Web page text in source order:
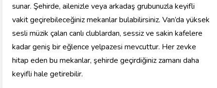
sunar. Şehirde, ailenizle veya arkadaş grubunuzla keyifli
vakit geçirebileceğiniz mekanlar bulabilirsiniz. Van’da yüksek
sesli müzik çalan canlı clublardan, sessiz ve sakin kafelere
kadar geniş bir eğlence yelpazesi mevcuttur. Her zevke
hitap eden bu mekanlar, şehirde geçirdiğiniz zamanı daha
keyifli hale getirebilir.